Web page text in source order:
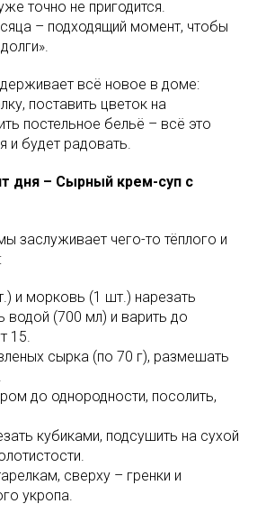
точно не пригодится.
– подходящий момент, чтобы
всё новое в доме:
поставить цветок на
постельное бельё – всё это
и будет радовать.
дня – Сырный крем-суп с
заслуживает чего-то тёплого и
и морковь (1 шт.) нарезать
водой (700 мл) и варить до
15.
сырка (по 70 г), размешать
до однородности, посолить,
кубиками, подсушить на сухой
сверху – гренки и
укропа.